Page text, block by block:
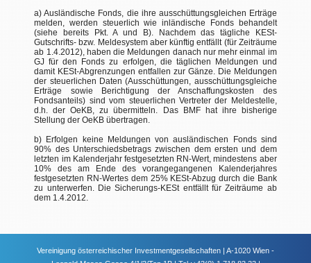
a) Ausländische Fonds, die ihre ausschüttungsgleichen Erträge
melden, werden steuerlich wie inländische Fonds behandelt
(siehe bereits Pkt. A und B). Nachdem das tägliche KESt-
Gutschrifts- bzw. Meldesystem aber künftig entfällt (für Zeiträume
ab 1.4.2012), haben die Meldungen danach nur mehr einmal im
GJ für den Fonds zu erfolgen, die täglichen Meldungen und
damit KESt-Abgrenzungen entfallen zur Gänze. Die Meldungen
der steuerlichen Daten (Ausschüttungen, ausschüttungsgleiche
Erträge sowie Berichtigung der Anschaffungskosten des
Fondsanteils) sind vom steuerlichen Vertreter der Meldestelle,
d.h. der OeKB, zu übermitteln. Das BMF hat ihre bisherige
Stellung der OeKB übertragen.
b) Erfolgen keine Meldungen von ausländischen Fonds sind
90% des Unterschiedsbetrags zwischen dem ersten und dem
letzten im Kalenderjahr festgesetzten RN-Wert, mindestens aber
10% des am Ende des vorangegangenen Kalenderjahres
festgesetzten RN-Wertes dem 25% KESt-Abzug durch die Bank
zu unterwerfen. Die Sicherungs-KESt entfällt für Zeiträume ab
dem 1.4.2012.
Vereinigung österreichischer Investmentgesellschaften | A-1020 Wien -